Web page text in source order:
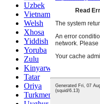
Uzbek
Vietnamese
Welsh
Xhosa
Yiddish
Yoruba
Zulu
Kinyarwanda
Tatar
Oriya
Turkmen